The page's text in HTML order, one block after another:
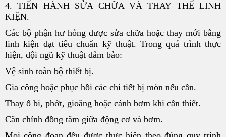
4. TIẾN HÀNH SỬA CHỮA VÀ THAY THẾ LINH
KIỆN.
Các bộ phận hư hỏng được sửa chữa hoặc thay mới bằng
linh kiện đạt tiêu chuẩn kỹ thuật. Trong quá trình thực
hiện, đội ngũ kỹ thuật đảm bảo:
Vệ sinh toàn bộ thiết bị.
Gia công hoặc phục hồi các chi tiết bị mòn nếu cần.
Thay ổ bi, phớt, gioăng hoặc cánh bơm khi cần thiết.
Cân chỉnh đồng tâm giữa động cơ và bơm.